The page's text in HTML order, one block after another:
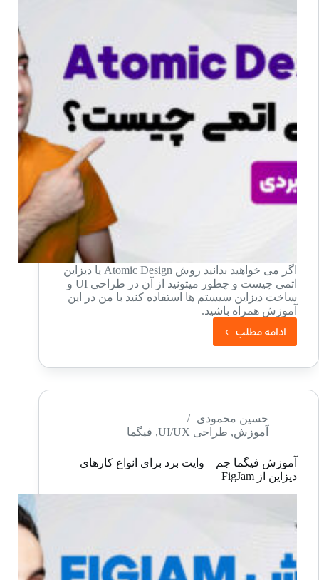
اگر می خواهید بدانید روش Atomic Design یا دیزاین
اتمی چیست و چطور میتونید از آن در طراحی UI و
ساخت دیزاین سیستم ها استفاده کنید با من در این
آموزش همراه باشید.
ادامه مطلب
Atomic
اتمی
چیست
و
کاربرد
آن
دیزاین
سیستم
حسین محمودی
آموزش, طراحی UI/UX , فیگما
آموزش فیگما جم – وایت برد برای انواع کارهای
دیزاین از FigJam